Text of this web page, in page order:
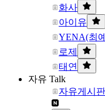
화사
아이유
YENA(최
로제
태연
자유 Talk
자유게시판